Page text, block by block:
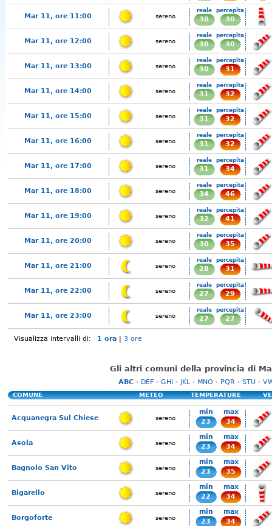
Mar 11, ore 11:00 sereno
reale
30
percepita
30
Mar 11, ore 12:00 sereno
reale
30
percepita
30
Mar 11, ore 13:00 sereno
reale
30
percepita
31
Mar 11, ore 14:00 sereno
reale
31
percepita
32
Mar 11, ore 15:00 sereno
reale
31
percepita
32
Mar 11, ore 16:00 sereno
reale
31
percepita
32
Mar 11, ore 17:00 sereno
reale
31
percepita
34
Mar 11, ore 18:00 sereno
reale
34
percepita
46
Mar 11, ore 19:00 sereno
reale
32
percepita
41
Mar 11, ore 20:00 sereno
reale
30
percepita
35
Mar 11, ore 21:00 sereno
reale
28
percepita
31
Mar 11, ore 22:00 sereno
reale
27
percepita
29
Mar 11, ore 23:00 sereno
reale
27
percepita
27
Visualizza intervalli di: 1 ora | 3 ore
Gli altri comuni della provincia di
ABC- DEF- GHI- JKL- MNO - PQR - STU -
COMUNE METEO TEMPERATURE
Acquanegra Sul Chiese sereno
min
23
max
34
Asola sereno
min
23
max
34
Bagnolo San Vito sereno
min
23
max
35
Bigarello sereno
min
22
max
34
Borgoforte sereno
min
23
max
34